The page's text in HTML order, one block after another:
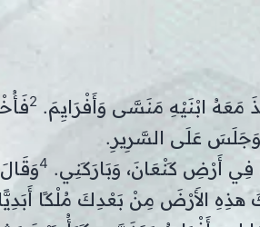
ابْنَيْهِ مَنَسَّى وَأَفْرَايِمَ. 2
عَلَى السَّرِيرِ.
أَرْضِ كَنْعَانَ، وَبَارَكَنِي. 4
هذِهِ الأَرْضَ مِنْ بَعْدِكَ مُلْكًا